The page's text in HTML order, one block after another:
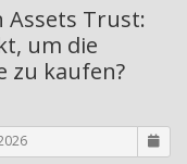
Assets Trust:
um die
zu kaufen?